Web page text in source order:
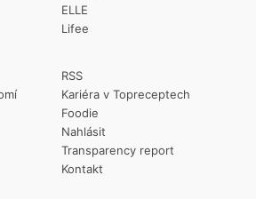
RSS
Kariéra v Topreceptech
Foodie
Nahlásit
Transparency report
Kontakt
ELLE
Lifee